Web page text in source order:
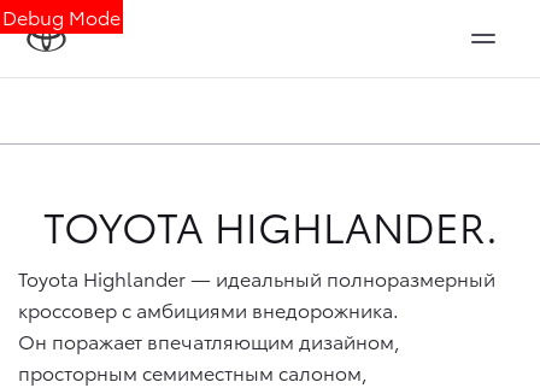
Debug Mode
TOYOTA HIGHLANDER.
Toyota Highlander — идеальный полноразмерный
кроссовер с амбициями внедорожника.
Он поражает впечатляющим дизайном,
просторным семиместным салоном,